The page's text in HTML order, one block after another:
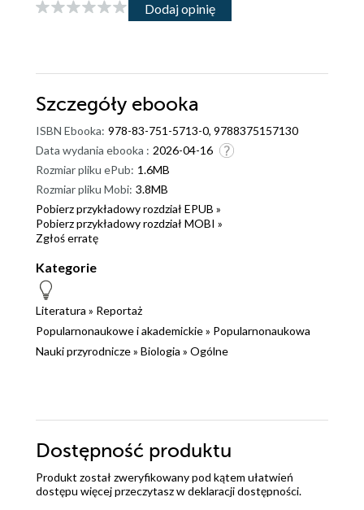
Dodaj opinię
Szczegóły ebooka
ISBN Ebooka: 978-83-751-5713-0, 9788375157130
Data wydania ebooka : 2026-04-16
Rozmiar pliku ePub: 1.6MB
Rozmiar pliku Mobi: 3.8MB
Pobierz przykładowy rozdział EPUB »
Pobierz przykładowy rozdział MOBI »
Zgłoś erratę
Kategorie
Literatura » Reportaż
Popularnonaukowe i akademickie» Popularnonaukowa
Nauki przyrodnicze» Biologia » Ogólne
Dostępność produktu
Produkt został zweryfikowany pod kątem ułatwień
dostępu więcej przeczytasz wdeklaracji dostępności.